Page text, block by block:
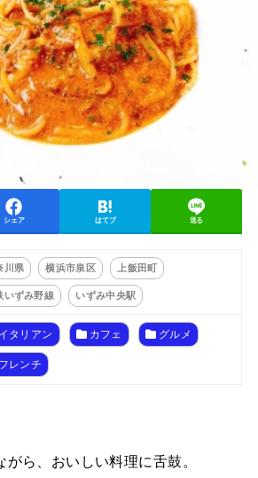
シェア はてブ 送る
川県 横浜市泉区 上飯田町
いずみ野線 いずみ中央駅
イタリアン カフェ グルメ
フレンチ
ら、おいしい料理に舌鼓。